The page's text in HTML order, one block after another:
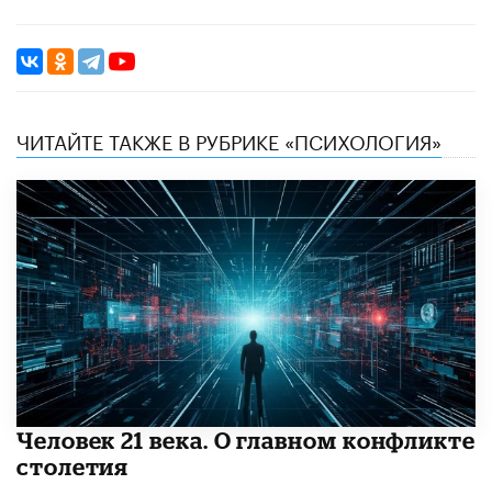
ЧИТАЙТЕ ТАКЖЕ В РУБРИКЕ «ПСИХОЛОГИЯ»
​Человек 21 века. О главном конфликте
столетия